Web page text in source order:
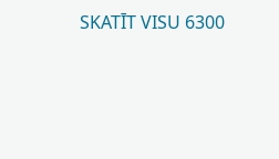
SKATĪT VISU 6300